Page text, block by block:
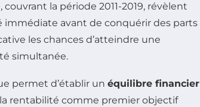
la période 2011-2019, révèlent
avant de conquérir des parts
les chances d’atteindre une
simultanée.
permet d’établir un équilibre financier
rentabilité comme premier objectif